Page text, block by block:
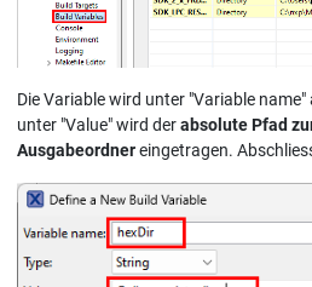
Die Variable wird unter "Variable name"
unter "Value" wird derabsolute Pfad
Ausgabeordnereingetragen.